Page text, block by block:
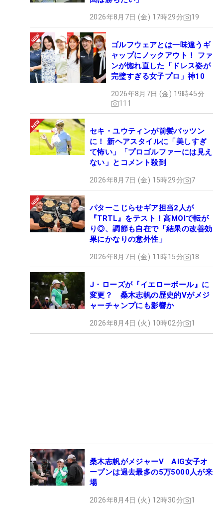
2026年8月7日 (金) 17時29分 19
ゴルフウェアとは一味違うギ
ャップにノックアウト！ ファ
ンが惚れ直した「ドレス姿が
完璧すぎる女子プロ」神10
2026年8月7日 (金) 19時45分
111
セキ・ユウティンが前髪パッツン
に！ 新ヘアスタイルに「美しすぎ
て怖い」「プロゴルファーには見え
ない」とコメント殺到
2026年8月7日 (金) 15時29分 7
パターこじらせギア担当2人が
『TRTL』をテスト！高MOIで転が
り◎、調節も自在で「結果の改善効
果にかなりの意外性」
2026年8月7日 (金) 11時15分 18
J・ローズが『イエローボール』に
変更？ 桑木志帆の歴史的Vがメジ
ャーチャンプにも影響か
2026年8月4日 (火) 10時02分 1
桑木志帆がメジャーV AIG女子オ
ープンは過去最多の5万5000人が来
場
2026年8月4日 (火) 12時30分 1